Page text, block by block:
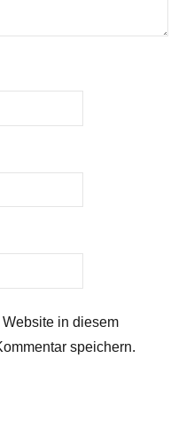
in diesem
speichern.